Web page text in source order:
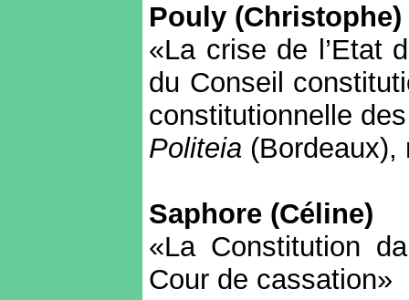
Pouly (Christophe)
«La crise de l’Etat
du Conseil
constitutionnelle
Politeia (Bordeaux),
Saphore (Céline)
«La Constitution
Cour de cassation»